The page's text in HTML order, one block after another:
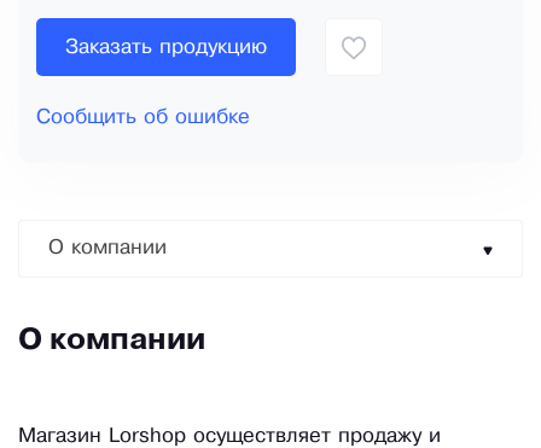
Заказать продукцию
Сообщить об ошибке
О компании
О компании
Магазин Lorshop осуществляет продажу и